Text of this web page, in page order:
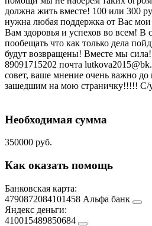
должна жить вместе! 100 или 300
нужна любая поддержка от Вас
Вам здоровья и успехов во всем! В
пообещать что как только дела
будут возвращены! Вместе мы
89091715202 почта
совет, ваше мнение очень важно
зашедшим на мою страничку!!!!! С/
Необходимая сумма
350000 руб.
Как оказать помощь
Банковская карта:
4790872084101458 Альфа банк
Яндекс деньги:
410015489850684